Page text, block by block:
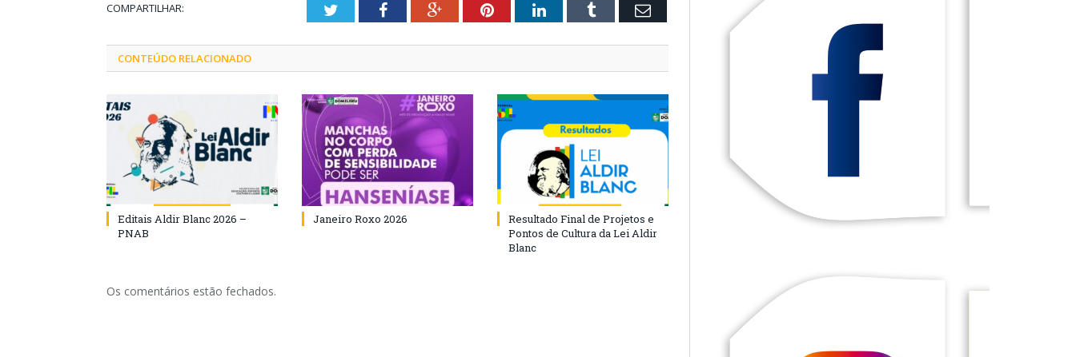
COMPARTILHAR: TwitterFacebookGoogle+PinterestLinkedInTumblr Email
CONTEÚDO RELACIONADO
Editais Aldir Blanc 2026 –
PNAB
Janeiro Roxo 2026
Resultado Final de Projetos e
Pontos de Cultura da Lei Aldir
Blanc
Os comentários estão fechados.